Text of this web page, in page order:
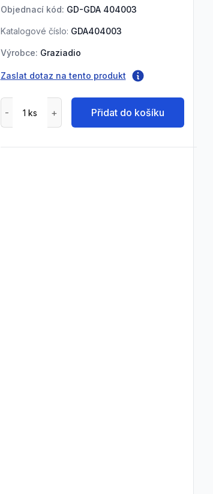
Objednací kód: GD-GDA 404003
Katalogové číslo: GDA404003
Výrobce: Graziadio
Zaslat dotaz na tento produkt
Přidat do košíku